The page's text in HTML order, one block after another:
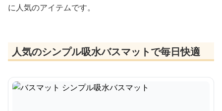
に人気のアイテムです。
人気のシンプル吸水バスマットで毎日快適